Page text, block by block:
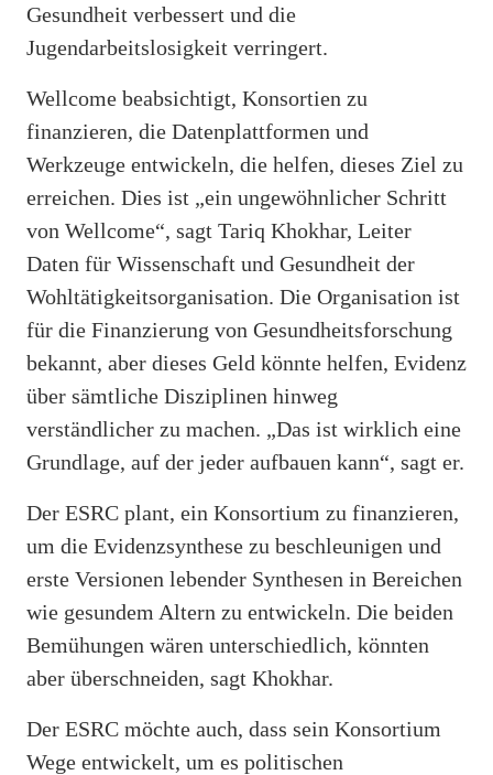
Gesundheit verbessert und die
Jugendarbeitslosigkeit verringert.
Wellcome beabsichtigt, Konsortien zu
finanzieren, die Datenplattformen und
Werkzeuge entwickeln, die helfen, dieses Ziel zu
erreichen. Dies ist „ein ungewöhnlicher Schritt
von Wellcome“, sagt Tariq Khokhar, Leiter
Daten für Wissenschaft und Gesundheit der
Wohltätigkeitsorganisation. Die Organisation ist
für die Finanzierung von Gesundheitsforschung
bekannt, aber dieses Geld könnte helfen, Evidenz
über sämtliche Disziplinen hinweg
verständlicher zu machen. „Das ist wirklich eine
Grundlage, auf der jeder aufbauen kann“, sagt er.
Der ESRC plant, ein Konsortium zu finanzieren,
um die Evidenzsynthese zu beschleunigen und
erste Versionen lebender Synthesen in Bereichen
wie gesundem Altern zu entwickeln. Die beiden
Bemühungen wären unterschiedlich, könnten
aber überschneiden, sagt Khokhar.
Der ESRC möchte auch, dass sein Konsortium
Wege entwickelt, um es politischen